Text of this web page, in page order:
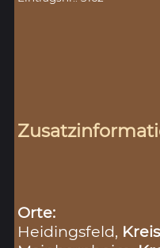
Orte:
Heidingsfeld,